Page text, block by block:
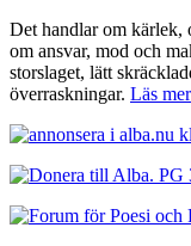
Det handlar om kärlek,
om ansvar, mod och
storslaget, lätt
överraskningar. Läs mer